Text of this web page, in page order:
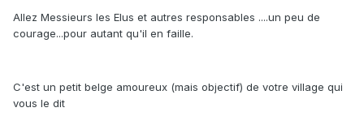
Allez Messieurs les Elus et autres responsables ....un peu de
courage...pour autant qu'il en faille.
C'est un petit belge amoureux (mais objectif) de votre village qui
vous le dit